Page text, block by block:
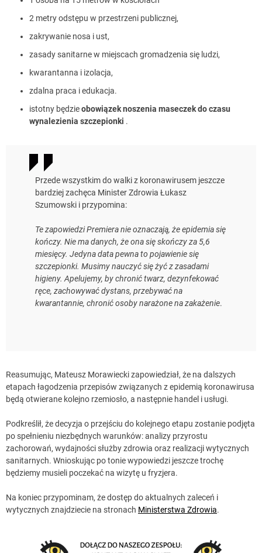
2 metry odstępu w przestrzeni publicznej,
zakrywanie nosa i ust,
zasady sanitarne w miejscach gromadzenia się ludzi,
kwarantanna i izolacja,
zdalna praca i edukacja.
istotny będzieobowiązek noszenia maseczek do czasu
wynalezienia szczepionki .
Przede wszystkim do walki z koronawirusem jeszcze
bardziej zachęca Minister Zdrowia Łukasz
Szumowski i przypomina:
Te zapowiedzi Premiera nie oznaczają, że epidemia się
kończy. Nie ma danych, że ona się skończy za 5,6
miesięcy. Jedyna data pewna to pojawienie się
szczepionki. Musimy nauczyć się żyć z zasadami
higieny. Apelujemy, by chronić twarz, dezynfekować
ręce, zachowywać dystans, przebywać na
kwarantannie, chronić osoby narażone na zakażenie.
Reasumując, Mateusz Morawiecki zapowiedział, że na dalszych
etapach łagodzenia przepisów związanych z epidemią koronawirusa
będą otwierane kolejno rzemiosło, a następnie handel i usługi.
Podkreślił, że decyzja o przejściu do kolejnego etapu zostanie podjęta
po spełnieniu niezbędnych warunków: analizy przyrostu
zachorowań, wydajności służby zdrowia oraz realizacji wytycznych
sanitarnych. Wnioskując po tonie wypowiedzi jeszcze trochę
będziemy musieli poczekać na wizytę u fryzjera.
Na koniec przypominam, że dostęp do aktualnych zaleceń i
wytycznych znajdziecie na stronach Ministerstwa Zdrowia.